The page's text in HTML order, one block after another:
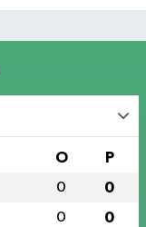
O P
0 0
0 0